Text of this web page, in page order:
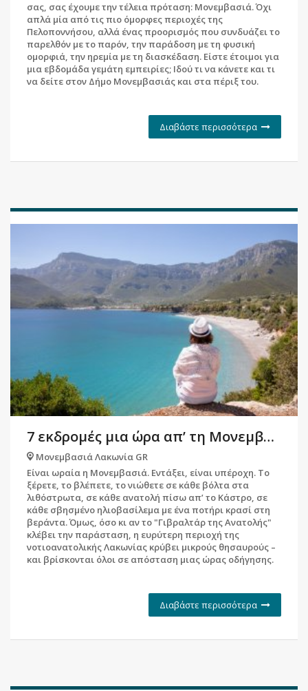
σας, σας έχουμε την τέλεια πρόταση: Μονεμβασιά. Όχι
απλά μία από τις πιο όμορφες περιοχές της
Πελοποννήσου, αλλά ένας προορισμός που συνδυάζει το
παρελθόν με το παρόν, την παράδοση με τη φυσική
ομορφιά, την ηρεμία με τη διασκέδαση. Είστε έτοιμοι για
μια εβδομάδα γεμάτη εμπειρίες; Ιδού τι να κάνετε και τι
να δείτε στον Δήμο Μονεμβασιάς και στα πέριξ του.
Διαβάστε περισσότερα
7 εκδρομές μια ώρα απ’ τη Μονεμβασιά
Μονεμβασιά Λακωνία GR
Είναι ωραία η Μονεμβασιά. Εντάξει, είναι υπέροχη. Το
ξέρετε, το βλέπετε, το νιώθετε σε κάθε βόλτα στα
λιθόστρωτα, σε κάθε ανατολή πίσω απ’ το Κάστρο, σε
κάθε σβησμένο ηλιοβασίλεμα με ένα ποτήρι κρασί στη
βεράντα. Όμως, όσο κι αν το "Γιβραλτάρ της Ανατολής"
κλέβει την παράσταση, η ευρύτερη περιοχή της
νοτιοανατολικής Λακωνίας κρύβει μικρούς θησαυρούς –
και βρίσκονται όλοι σε απόσταση μιας ώρας οδήγησης.
Διαβάστε περισσότερα